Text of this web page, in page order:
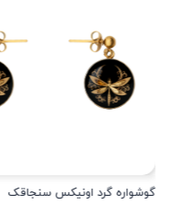
گوشواره گرد اونیکس سنجاقک